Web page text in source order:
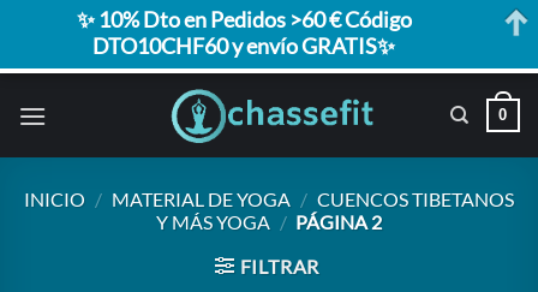
0
INICIO / MATERIAL DE YOGA / CUENCOS TIBETANOS
Y MÁS YOGA / PÁGINA 2
FILTRAR
✨ 10% Dto en Pedidos >60 € Código
DTO10CHF60 y envío GRATIS✨